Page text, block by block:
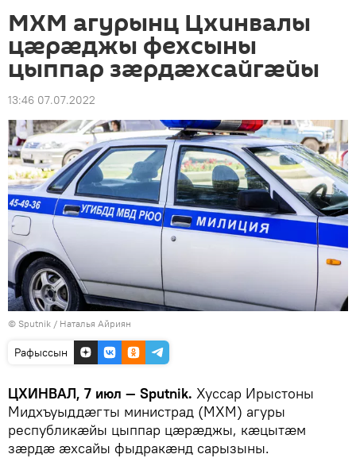
МХМ агурынц Цхинвалы
цæрæджы фехсыны
цыппар зæрдæхсайгæйы
13:46 07.07.2022
© Sputnik / Наталья Айриян
Рафыссын
ЦХИНВАЛ, 7 июл — Sputnik. Хуссар Ирыстоны
Мидхъуыддæгты министрад (МХМ) агуры
республикæйы цыппар цæрæджы, кæцытæм
зæрдæ æхсайы фыдракæнд сарызыны.